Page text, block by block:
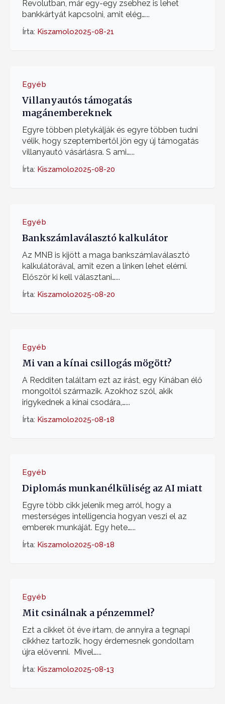
Revolutban, már egy-egy zsebhez is lehet
bankkártyát kapcsolni, amit elég…...
Írta: Kiszamolo2025-08-21
Egyéb
Villanyautós támogatás
magánembereknek
Egyre többen pletykálják és egyre többen tudni
vélik, hogy szeptembertől jön egy új támogatás
villanyautó vásárlásra. S ami…...
Írta: Kiszamolo2025-08-20
Egyéb
Bankszámlaválasztó kalkulátor
Az MNB is kijött a maga bankszámlaválasztó
kalkulátorával, amit ezen a linken lehet elérni.
Először ki kell választani…...
Írta: Kiszamolo2025-08-20
Egyéb
Mi van a kínai csillogás mögött?
A Redditen találtam ezt az írást, egy Kínában élő
mongoltól származik. Azokhoz szól, akik
irigykednek a kínai csodára,…...
Írta: Kiszamolo2025-08-18
Egyéb
Diplomás munkanélküliség az AI miatt
Egyre több cikk jelenik meg arról, hogy a
mesterséges intelligencia hogyan veszi el az
emberek munkáját. Egy hete…...
Írta: Kiszamolo2025-08-18
Egyéb
Mit csinálnak a pénzemmel?
Ezt a cikket öt éve írtam, de annyira a tegnapi
cikkhez tartozik, hogy érdemesnek gondoltam
újra elővenni. Mivel…...
Írta: Kiszamolo2025-08-13